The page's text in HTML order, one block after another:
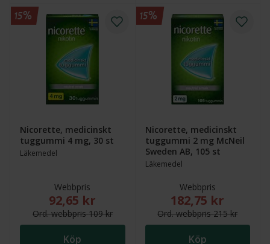
Nicorette, medicinskt
tuggummi 4 mg, 30 st
Läkemedel
Webbpris
Nytt reducerat pris: 92,65 kr. Ordinarie webbpris
92,65 kr
Ord.webbpris109 kr
Köp
15%
Nicorette, medicinskt
tuggummi 2 mg McNeil
Sweden AB, 105 st
Läkemedel
Webbpris
Nytt reducerat
182,75 kr
Ord.webbpris215 kr
Köp
15%